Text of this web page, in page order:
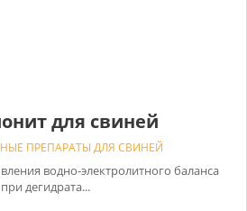
для свиней
ПРЕПАРАТЫ ДЛЯ СВИНЕЙ
водно-электролитного баланса
при дегидрата...